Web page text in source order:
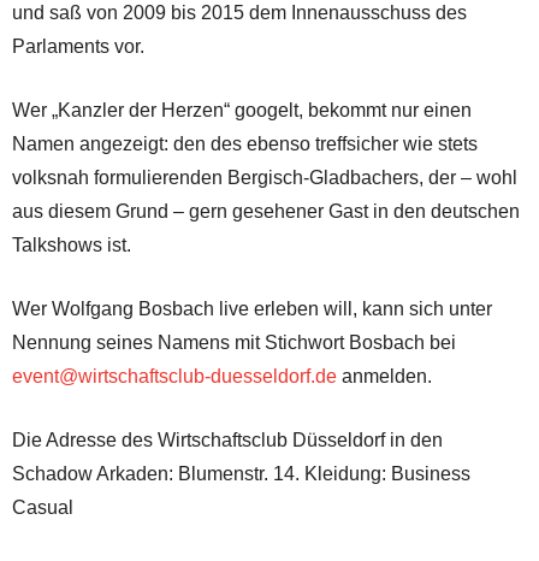
und saß von 2009 bis 2015 dem Innenausschuss des
Parlaments vor.
Wer „Kanzler der Herzen“ googelt, bekommt nur einen
Namen angezeigt: den des ebenso treffsicher wie stets
volksnah formulierenden Bergisch-Gladbachers, der – wohl
aus diesem Grund – gern gesehener Gast in den deutschen
Talkshows ist.
Wer Wolfgang Bosbach live erleben will, kann sich unter
Nennung seines Namens mit Stichwort Bosbach bei
event@wirtschaftsclub-duesseldorf.de anmelden.
Die Adresse des Wirtschaftsclub Düsseldorf in den
Schadow Arkaden: Blumenstr. 14. Kleidung: Business
Casual